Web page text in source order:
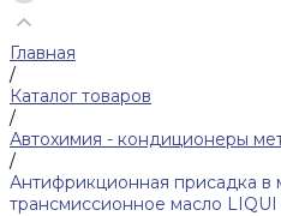
Главная
/
Каталог товаров
/
Автохимия - кондиционеры
/
Антифрикционная присадка в
трансмиссионное масло LIQUI